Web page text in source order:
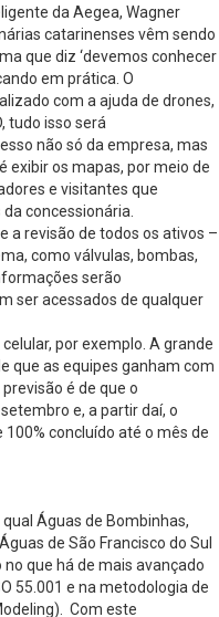
da Aegea, Wagner
catarinenses vêm sendo
que diz ‘devemos conhecer
em prática. O
com a ajuda de drones,
tudo isso será
não só da empresa, mas
exibir os mapas, por meio de
e visitantes que
concessionária.
a revisão de todos os ativos –
como válvulas, bombas,
serão
ser acessados de qualquer
por exemplo. A grande
que as equipes ganham com
é de que o
e, a partir daí, o
concluído até o mês de
Águas de Bombinhas,
de São Francisco do Sul
que há de mais avançado
55.001 e na metodologia de
Com este